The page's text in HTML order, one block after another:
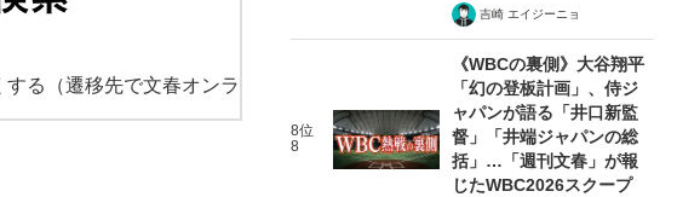
する
（遷移先で文春オンラ
吉崎 エイジーニョ
8位
8
《WBCの裏側》大谷翔平
「幻の登板計画」、侍ジ
ャパンが語る「井口新監
督」「井端ジャパンの総
括」…「週刊文春」が報
じたWBC2026スクープ